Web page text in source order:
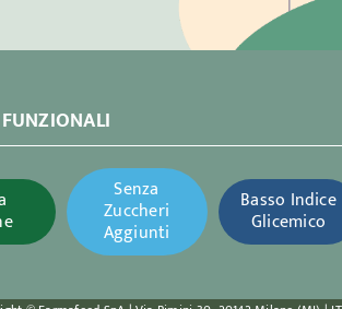
Senza
Zuccheri
Aggiunti
Basso Indice
Glicemico